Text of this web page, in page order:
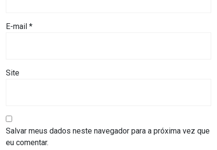
RN
COMPETIÇÃO
CONFERÊNCIA
DE
E-mail *
Site
Salvar meus dados neste navegador para a próxima vez que
eu comentar.